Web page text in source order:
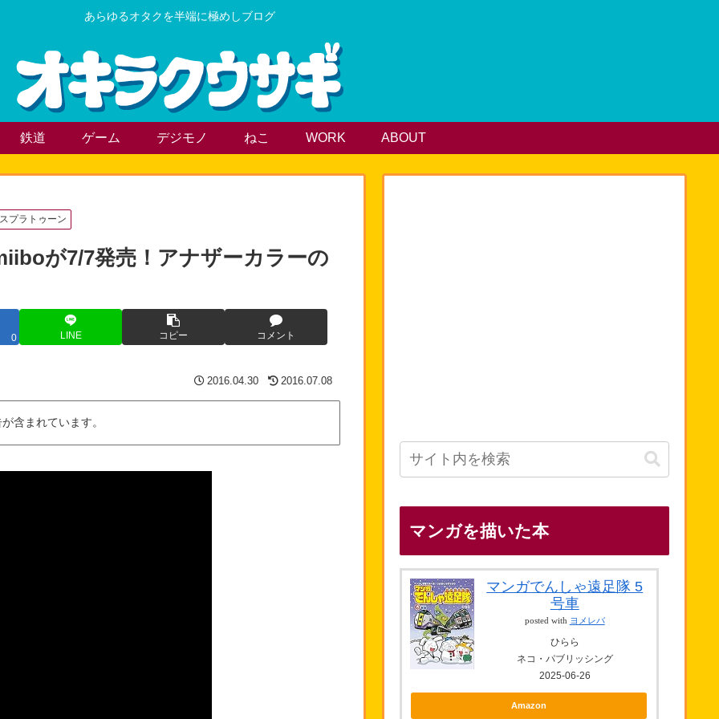
あらゆるオタクを半端に極めしブログ
鉄道 ゲーム デジモノ ねこ WORK ABOUT
スプラトゥーン
が7/7発売！アナザーカラーの
0 LINE コピー コメント
2016.04.30 2016.07.08
含まれています。
マンガを描いた本
マンガでんしゃ遠足隊 5
号車
posted with ヨメレバ
ひらら
ネコ・パブリッシング
2025-06-26
Amazon